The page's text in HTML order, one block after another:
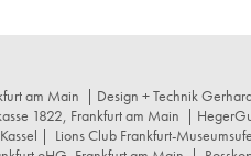
am Main | Design + Technik
1822, Frankfurt am Main |
| Lions Club Frankfurt-